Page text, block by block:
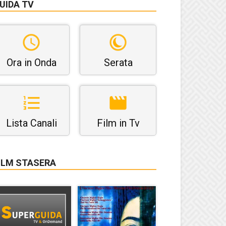
TV
Ora in Onda Serata
Lista Canali Film in Tv
STASERA